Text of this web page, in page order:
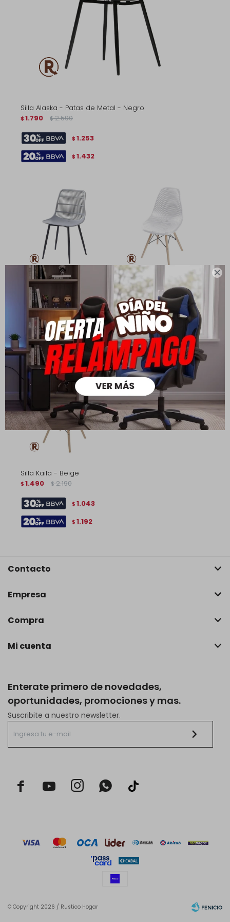

Silla Alaska - Patas de Metal - Negro
$ 1.790 $ 2.590
$ 1.253
$ 1.432
Silla Alaska - Patas de
Metal - Gris
1.790 $ 2.590
$ 1.253
$1.432
Silla Colmena - Base de
Madera
$ 1.190 $ 1.790
$
$952
Silla Kaila - Beige
$ 1.490 $ 2.190
$ 1.043
$ 1.192
Enterate primero de novedades,
oportunidades, promociones y mas.
Suscribite a nuestro newsletter.
  
Contacto
Empresa
Compra
Mi cuenta
© Copyright 2026 / Rustico Hogar